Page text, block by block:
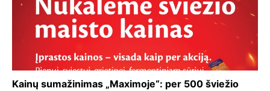
Kainų sumažinimas „Maximoje“: per 500 šviežio